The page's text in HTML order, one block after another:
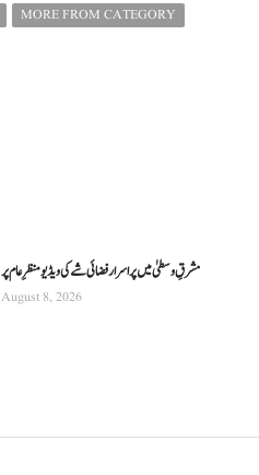
MORE FROM CATEGORY
مشرقِ وسطیٰ میں پراسرار فضائی شے کی ویڈیو منظرِ عام پر
August 8, 2026